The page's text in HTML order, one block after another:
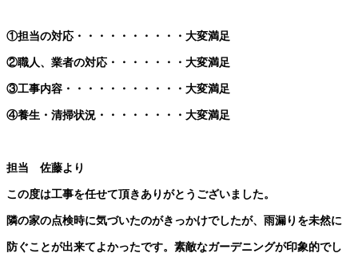
①担当の対応・・・・・・・・・・大変満足
②職人、業者の対応・・・・・・・大変満足
③工事内容・・・・・・・・・・・大変満足
④養生・清掃状況・・・・・・・・大変満足
担当 佐藤より
この度は工事を任せて頂きありがとうございました。
隣の家の点検時に気づいたのがきっかけでしたが、雨漏りを未然に
防ぐことが出来てよかったです。素敵なガーデニングが印象的でし